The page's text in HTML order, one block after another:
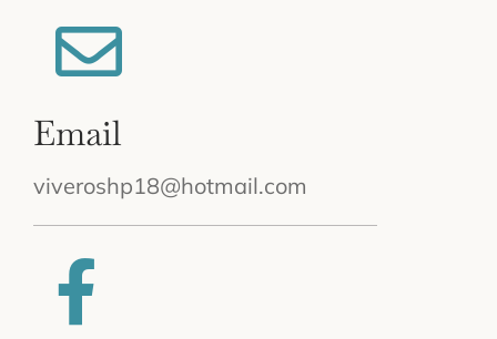
Email
viveroshp18@hotmail.com